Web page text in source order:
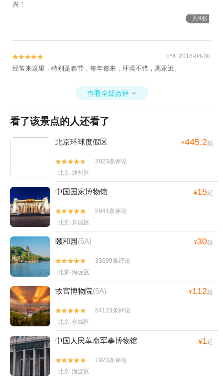
兴！
共9张

 b*4 2018-04-30
经常来这里，特别是春节，每年都来，环境不错，离家近。
查看全部点评 
看了该景点的人还看了
北京环球度假区 ¥445.2起


3923条评论
北京·通州区
中国国家博物馆 ¥15起


5941条评论
北京·东城区
颐和园(5A) ¥30起


33699条评论
北京·海淀区
故宫博物院(5A) ¥112起


54123条评论
北京·东城区
中国人民革命军事博物馆 ¥1起


1923条评论
北京·海淀区